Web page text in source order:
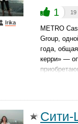
Irika
1 19
METRO
Group,
года,
керри» —
Сити-